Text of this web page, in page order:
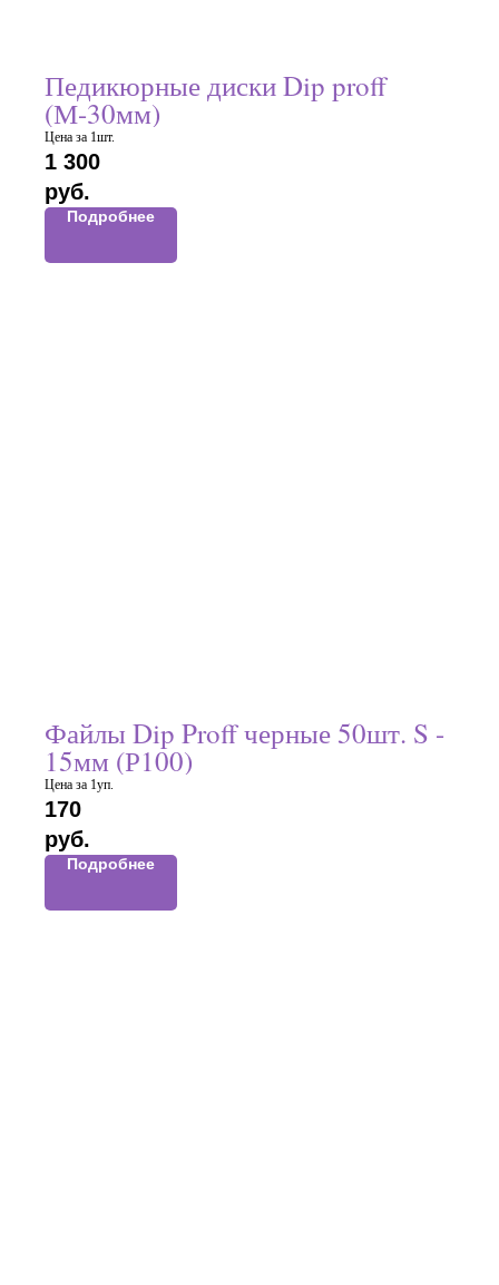
Педикюрные диски Dip proff
(М-30мм)
Цена за 1шт.
1 300
руб.
Подробнее
Файлы Dip Proff черные 50шт. S -
15мм (Р100)
Цена за 1уп.
170
руб.
Подробнее